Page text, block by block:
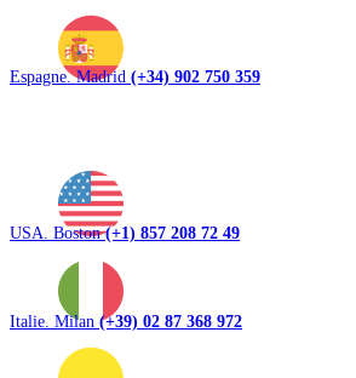
Espagne. Madrid (+34) 902 750 359
USA. Boston(+1) 857 208 72 49
Italie. Milan (+39) 02 87 368 972